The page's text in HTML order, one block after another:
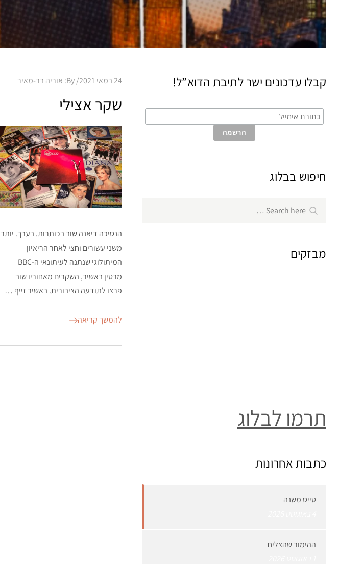
Posted
24 במאי 2021 By: אוריה בר-מאיר
שקר אצילי
הנסיכה דיאנה שוב בכותרות. בערך. יותר
משני עשורים וחצי לאחר הריאיון
המיתולוגי שנתנה לעיתונאי ה-BBC
מרטין באשיר, השקרים מאחוריו שוב
פרצו לתודעה הציבורית. באשיר זייף …
להמשך קריאה
קבלו עדכונים ישר לתיבת הדוא”ל!
חיפוש בבלוג
for:
Search
מבזקים
תרמו לבלוג
כתבות אחרונות
טייס משנה
ההימור שהצליח